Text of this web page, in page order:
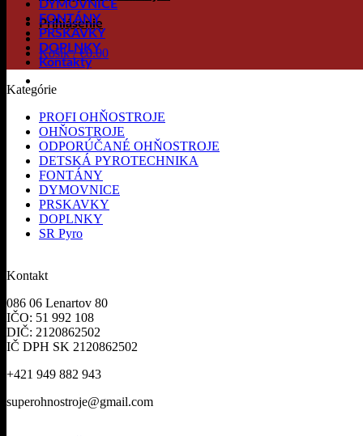
Prihlásenie
Košík /€0.00
DYMOVNICE
FONTÁNY
PRSKAVKY
DOPLNKY
Kontakty
Kategórie
PROFI OHŇOSTROJE
OHŇOSTROJE
ODPORÚČANÉ OHŇOSTROJE
DETSKÁ PYROTECHNIKA
FONTÁNY
DYMOVNICE
PRSKAVKY
DOPLNKY
SR Pyro
Kontakt
086 06 Lenartov 80
IČO: 51 992 108
DIČ: 2120862502
IČ DPH SK 2120862502
+421 949 882 943
superohnostroje@gmail.com